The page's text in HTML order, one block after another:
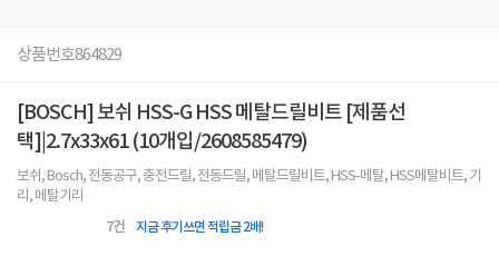
상품번호864829
[BOSCH] 보쉬 HSS-G HSS 메탈드릴비트 [제품선
택]|2.7x33x61 (10개입/2608585479)
보쉬, Bosch, 전동공구, 충전드릴, 전동드릴, 메탈드릴비트, HSS-메탈, HSS메탈비트, 기
리, 메탈기리
7건 지금 후기쓰면 적립금 2배!